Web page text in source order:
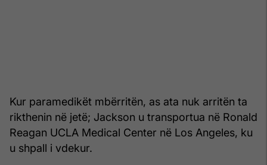
Kur paramedikët mbërritën, as ata nuk arritën ta
rikthenin në jetë; Jackson u transportua në Ronald
Reagan UCLA Medical Center në Los Angeles, ku
u shpall i vdekur.